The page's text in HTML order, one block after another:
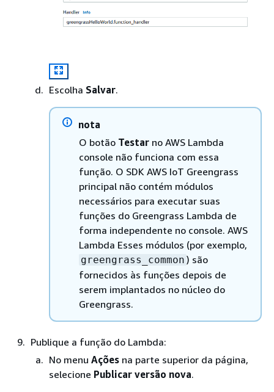
Escolha Salvar.
nota
O botão Testar no AWS Lambda
console não funciona com essa
função. O SDK AWS IoT Greengrass
principal não contém módulos
necessários para executar suas
funções do Greengrass Lambda de
forma independente no console. AWS
Lambda Esses módulos (por exemplo,
greengrass_common ) são
fornecidos às funções depois de
serem implantados no núcleo do
Greengrass.
Publique a função do Lambda:
No menu Ações na parte superior da página,
selecione Publicar versão nova.